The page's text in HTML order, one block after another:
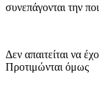
συνεπάγονται την
Δεν απαιτείται να
Προτιμώνται όμως